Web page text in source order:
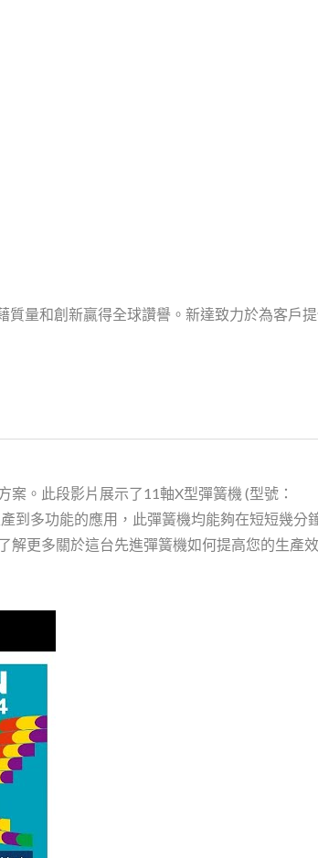
量和創新贏得全球讚譽。新達致力於為客戶
。此段影片展示了11軸X型彈簧機 (型號：
到多功能的應用，此彈簧機均能夠在短短幾分
解更多關於這台先進彈簧機如何提高您的生產
展示了具突破性的彈簧成形解決方案。此段